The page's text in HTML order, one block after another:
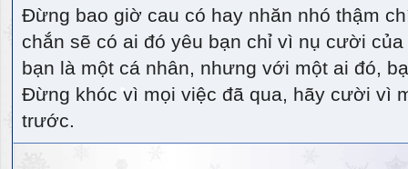
Đừng bao giờ cau có hay nhăn nhó thậm
chắn sẽ có ai đó yêu bạn chỉ vì nụ cười
bạn là một cá nhân, nhưng với một ai đó,
Đừng khóc vì mọi việc đã qua, hãy cười vì
trước.